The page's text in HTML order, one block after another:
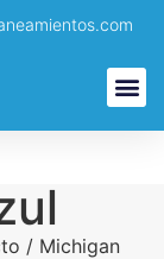
/ Michigan